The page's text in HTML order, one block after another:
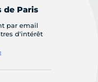
de Paris
par email
d'intérêt